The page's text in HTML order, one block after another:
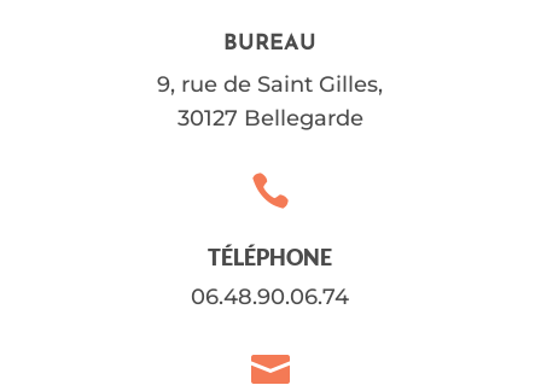
BUREAU
9, rue de Saint Gilles,
30127 Bellegarde

TÉLÉPHONE
06.48.90.06.74
